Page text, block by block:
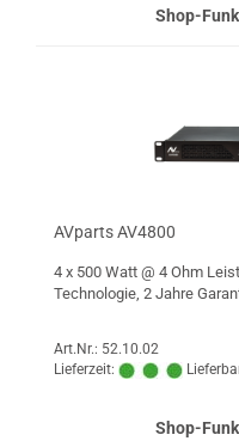
Shop-
AVparts AV4800
4 x 500 Watt @ 4 Ohm
Technologie, 2 Jahre
Art.Nr.: 52.10.02
Lieferzeit:
Shop-